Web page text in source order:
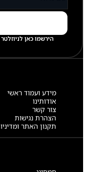
הירשמו כאן
מידע ועמוד ראשי
אודותינו
צור קשר
הצהרת נגישות
תקנון האתר